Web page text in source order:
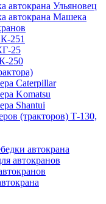
автокрана Ульяновец
автокрана Машека
251
25
250
Caterpillar
Komatsu
Shantui
(тракторов) Т-130,
автокрана
автокранов